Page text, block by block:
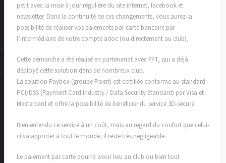
petit avec la mise à jour régulière du site internet, facebook et
newsletter. Dans la continuité de ces changements, vous aurez la
possibilité de réaliser vos paiements par carte bancaire par
l’intermédiaire de votre compte adoc (ou directement au club).
Cette démarche a été réalisé en partenariat avec FFT, qui a déjà
déployé cette solution dans de nombreux club.
La solution Paybox (groupe Point) est certifiée conforme au standard
PCI/DSS (Payment Card Industry / Data Security Standard) par Visa et
Mastercard et offre la possibilité de bénéficier du service 3D-secure.
Bien entendu ce service à un coût, mais au regard du confort que celui-
ci va apporter à tout le monde, il reste très négligeable.
Le paiement par carte pourra avoir lieu au club ou bien tout